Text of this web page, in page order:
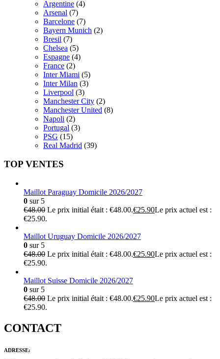
Argentine (4)
Arsenal (7)
Barcelone (7)
Bayern Munich (2)
Bresil (7)
Chelsea (5)
Espagne (4)
France (2)
Inter Miami (5)
Inter Milan (3)
Liverpool (3)
Manchester City (2)
Manchester United (8)
Napoli (2)
Portugal (3)
PSG (15)
Real Madrid (39)
TOP VENTES
Maillot Paraguay Domicile 2026/2027
0 sur 5
€48.00 Le prix initial était : €48.00.€25.90Le prix actuel est :
€25.90.
Maillot Uruguay Domicile 2026/2027
0 sur 5
€48.00 Le prix initial était : €48.00.€25.90Le prix actuel est :
€25.90.
Maillot Suisse Domicile 2026/2027
0 sur 5
€48.00 Le prix initial était : €48.00.€25.90Le prix actuel est :
€25.90.
CONTACT
ADRESSE: